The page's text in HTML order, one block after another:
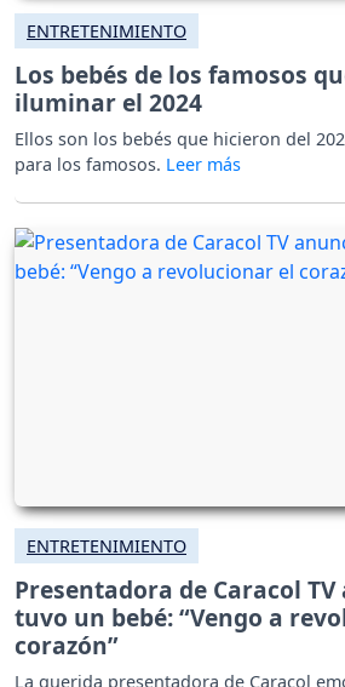
ENTRETENIMIENTO
Los bebés de los famosos
iluminar el 2024
Ellos son los bebés que hicieron del
para los famosos.
ENTRETENIMIENTO
Presentadora de Caracol
tuvo un bebé: “Vengo a
corazón”
La querida presentadora de Caracol